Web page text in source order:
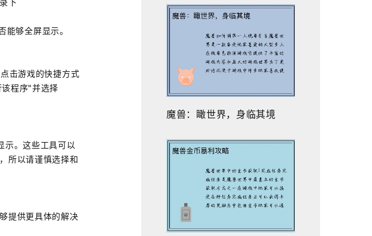
够全屏显示。
击游戏的快捷方式
程序"并选择
示。这些工具可以
所以请谨慎选择和
提供更具体的解决
魔兽：瞰世界，身临其境